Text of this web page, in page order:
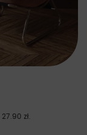
27.90 zł.